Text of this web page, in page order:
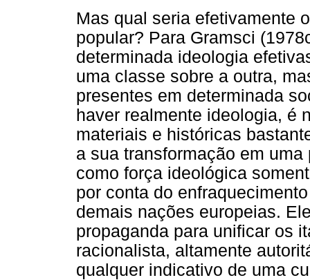
Mas qual seria efetivamente
popular? Para Gramsci
determinada ideologia
uma classe sobre a outra,
presentes em determinada
haver realmente ideologia, é
materiais e históricas
a sua transformação em
como força ideológica
por conta do
demais nações europeias.
propaganda para unificar os
racionalista, altamente
qualquer indicativo de uma